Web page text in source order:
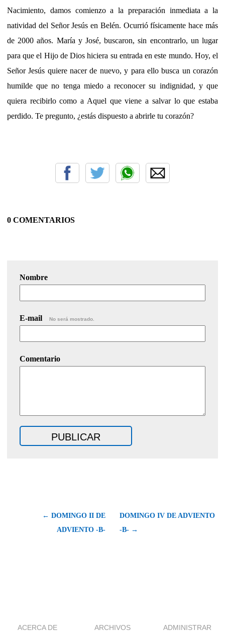
Nacimiento, damos comienzo a la preparación inmediata a la
natividad del Señor Jesús en Belén. Ocurrió físicamente hace más
de 2000 años. María y José, buscaron, sin encontrarlo, un lugar
para que el Hijo de Dios hiciera su entrada en este mundo. Hoy, el
Señor Jesús quiere nacer de nuevo, y para ello busca un corazón
humilde que no tenga miedo a reconocer su indignidad, y que
quiera recibirlo como a Aquel que viene a salvar lo que estaba
perdido. Te pregunto, ¿estás dispuesto a abrirle tu corazón?
0 COMENTARIOS
Nombre
E-mail No será mostrado.
Comentario
← DOMINGO II DE
ADVIENTO -B-
DOMINGO IV DE ADVIENTO
-B- →
ACERCA DE ARCHIVOS ADMINISTRAR